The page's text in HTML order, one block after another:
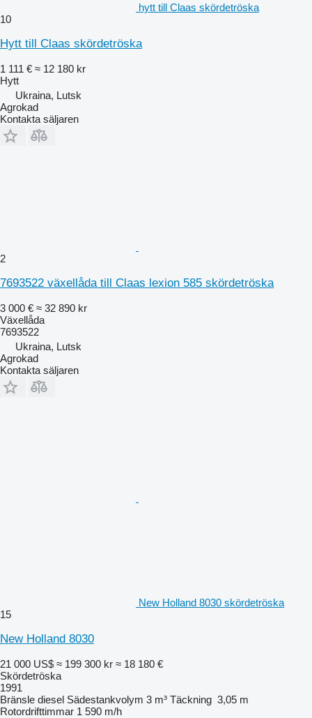
hytt till Claas skördetröska
10
Hytt till Claas skördetröska
1 111 € ≈ 12 180 kr
Hytt
Ukraina, Lutsk
Agrokad
Kontakta säljaren
2
7693522 växellåda till Claas lexion 585 skördetröska
3 000 € ≈ 32 890 kr
Växellåda
7693522
Ukraina, Lutsk
Agrokad
Kontakta säljaren
New Holland 8030 skördetröska
15
New Holland 8030
21 000 US$ ≈ 199 300 kr ≈ 18 180 €
Skördetröska
1991
Bränsle diesel Sädestankvolym 3 m³ Täckning 3,05 m
Rotordrifttimmar 1 590 m/h